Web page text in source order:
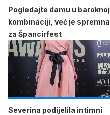
Pogledajte damu u baroknoj
kombinaciji, već je spremna
za Špancirfest
Severina podijelila intimni